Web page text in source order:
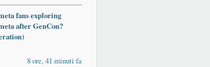
fans exploring
after GenCon?
8 ore, 41 minuti fa